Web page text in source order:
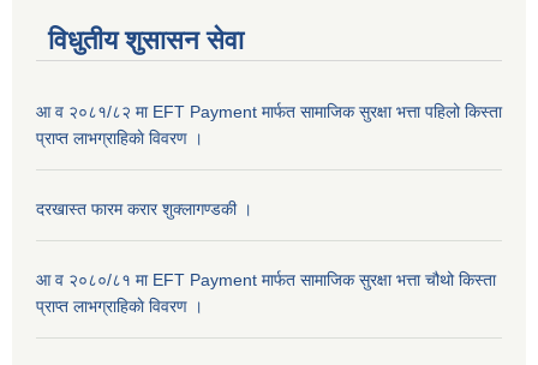
विधुतीय शुसासन सेवा
आ व २०८१/८२ मा EFT Payment मार्फत सामाजिक सुरक्षा भत्ता पहिलो किस्ता
प्राप्त लाभग्राहिकाे विवरण ।
दरखास्त फारम करार शुक्लागण्डकी ।
आ व २०८०/८१ मा EFT Payment मार्फत सामाजिक सुरक्षा भत्ता चौथो किस्ता
प्राप्त लाभग्राहिकाे विवरण ।